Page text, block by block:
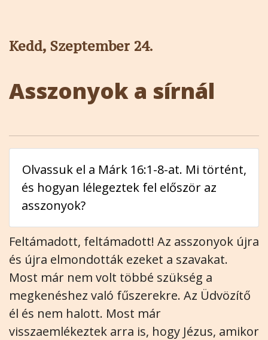
Kedd, Szeptember 24.
Asszonyok a sírnál
Olvassuk el a Márk 16:1-8-at. Mi történt,
és hogyan lélegeztek fel először az
asszonyok?
Feltámadott, feltámadott! Az asszonyok újra
és újra elmondották ezeket a szavakat.
Most már nem volt többé szükség a
megkenéshez való fűszerekre. Az Üdvözítő
él és nem halott. Most már
visszaemlékeztek arra is, hogy Jézus, amikor